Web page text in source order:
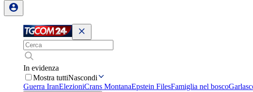
In evidenza
Mostra tuttiNascondi
Guerra IranElezioniCrans MontanaEpstein FilesFamiglia nel bosco